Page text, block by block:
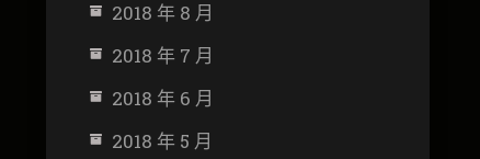
2018 年 8 月
2018 年 7 月
2018 年 6 月
2018 年 5 月